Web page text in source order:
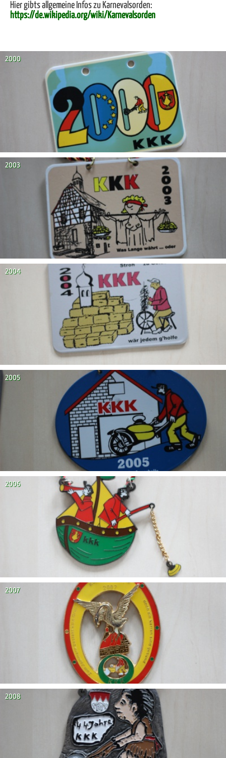
Hier gibts allgemeine Infos zu Karnevalsorden:
https://de.wikipedia.org/wiki/Karnevalsorden
2000
2003
2004
2005
2006
2007
2008